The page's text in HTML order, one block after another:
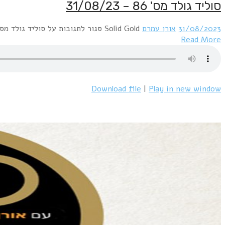
סוליד גולד מס' 86 – 31/08/23
31/08/2023 אורן עמרם Solid Gold סגור לתגובות על סוליד גולד מס' 86 – 31/
Read More
Download file | Play in new window